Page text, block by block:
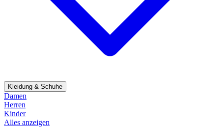
Kleidung & Schuhe
Damen
Herren
Kinder
Alles anzeigen